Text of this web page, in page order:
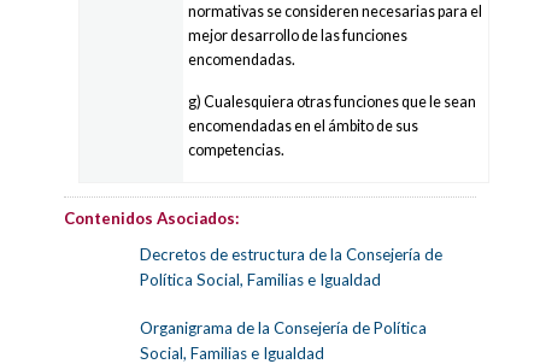
normativas se consideren necesarias para el
mejor desarrollo de las funciones
encomendadas.
g) Cualesquiera otras funciones que le sean
encomendadas en el ámbito de sus
competencias.
Contenidos Asociados:
Decretos de estructura de la Consejería de
Política Social, Familias e Igualdad
Organigrama de la Consejería de Política
Social, Familias e Igualdad